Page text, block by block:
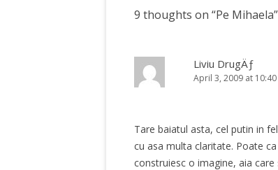
9 thoughts on “Pe Mihaela”
Liviu DrugÄƒ
April 3, 2009 at
Tare baiatul asta, cel putin in
cu asa multa claritate. Poate
construiesc o imagine, aia